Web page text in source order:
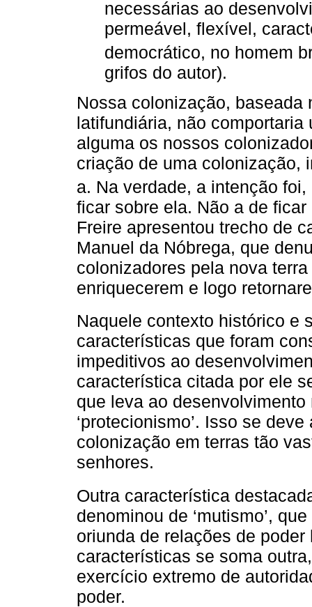
necessárias ao
permeável, flexível,
democrático, no homem
grifos do autor).
Nossa colonização, baseada
latifundiária, não
alguma os nossos
criação de uma colonização,
a. Na verdade, a intenção
ficar sobre ela. Não a de
Freire apresentou trecho de
Manuel da Nóbrega, que
colonizadores pela nova
enriquecerem e logo
Naquele contexto histórico e
características que foram
impeditivos ao
característica citada por ele
que leva ao
‘protecionismo’. Isso se
colonização em terras tão
senhores.
Outra característica
denominou de ‘mutismo’,
oriunda de relações de
características se soma
exercício extremo de
poder.